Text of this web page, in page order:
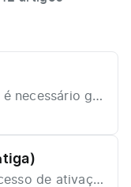
necessário gar
da conta es
a passo, ve
obrigatórios
de ativaçã